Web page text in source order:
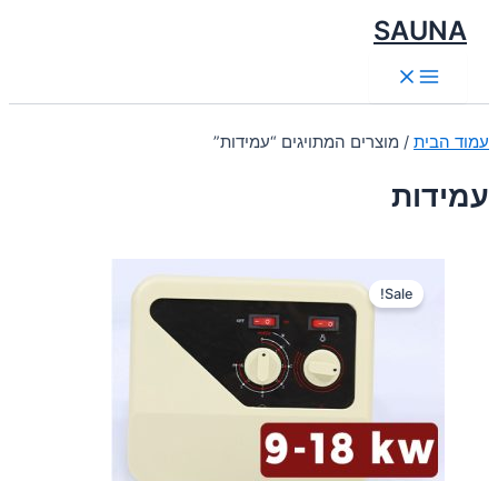
דילוג
לתוכן
SAUNA
Main
Menu
עמוד הבית / מוצרים המתויגים “עמידות”
עמידות
Sale!